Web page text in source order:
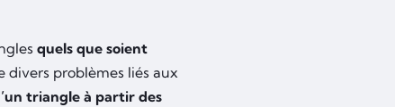
quels que soient
divers problèmes liés aux
triangle à partir des